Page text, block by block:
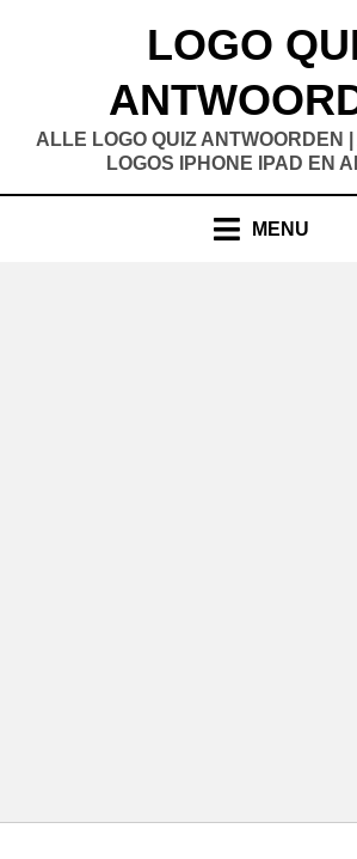
LOGO
ALLE LOGO QUIZ ANTWOORDEN |
LOGOS IPHONE IPAD EN
MENU